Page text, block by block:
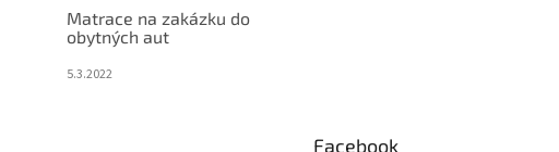
Matrace na zakázku do
obytných aut
5.3.2022
Facebook